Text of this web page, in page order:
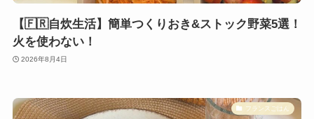
【🇫🇷自炊生活】簡単つくりおき&ストック野菜5選！
火を使わない！
2026年8月4日
フランスごはん